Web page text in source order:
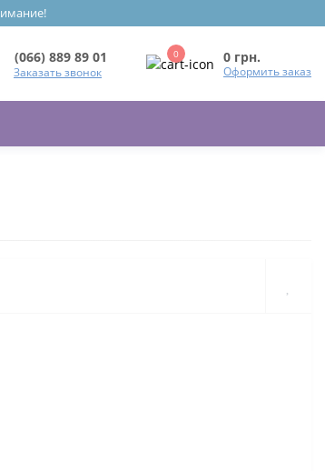
(066) 889 89 01
Заказать звонок
0 0 грн.
Оформить заказ